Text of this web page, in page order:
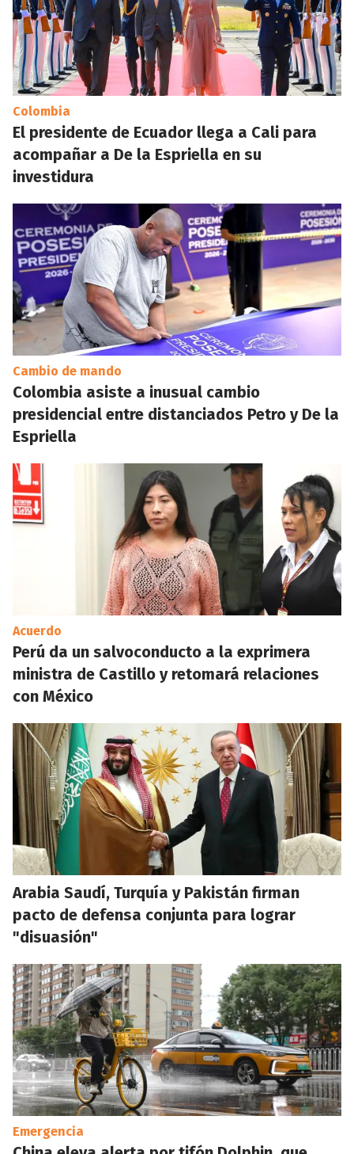
Colombia
El presidente de Ecuador llega a Cali para
acompañar a De la Espriella en su
investidura
Cambio de mando
Colombia asiste a inusual cambio
presidencial entre distanciados Petro y De la
Espriella
Acuerdo
Perú da un salvoconducto a la exprimera
ministra de Castillo y retomará relaciones
con México
Arabia Saudí, Turquía y Pakistán firman
pacto de defensa conjunta para lograr
"disuasión"
Emergencia